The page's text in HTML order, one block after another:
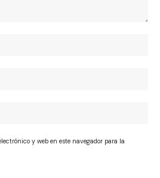
y web en este navegador para la